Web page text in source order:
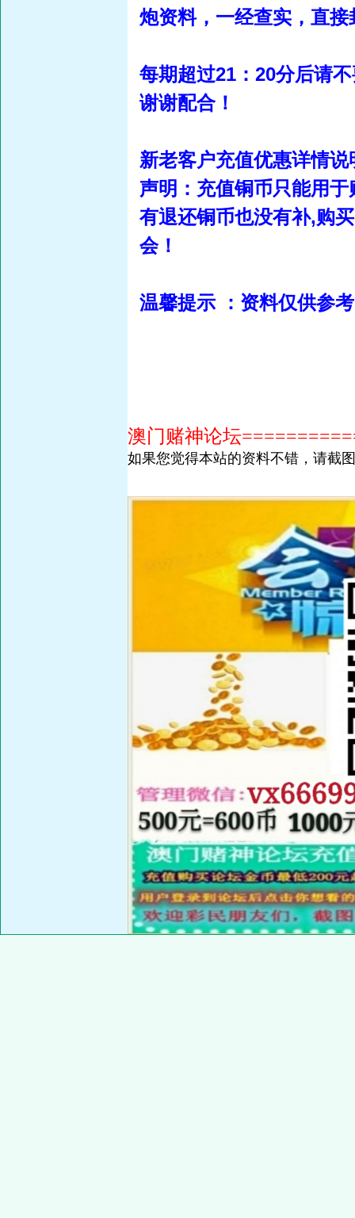
炮资料，一经查实，直接
每期超过21：20分后请
谢谢配合！
新老客户充值优惠详情说
声明：充值铜币只能用
有退还铜币也没有补,购
会！
温馨提示 ：资料仅供参
澳门赌神论坛
如果您觉得本站的资料不错，请截